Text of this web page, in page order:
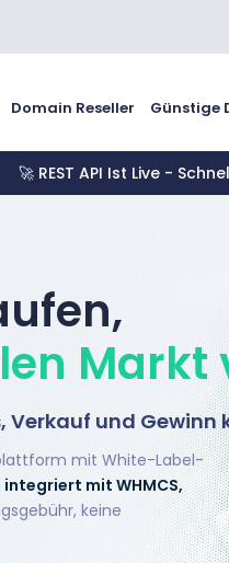
Domain Reseller Günstige
🚀 REST API Ist Live -
Markt
und Gewinn
mit White-Label-
mit WHMCS,
keine